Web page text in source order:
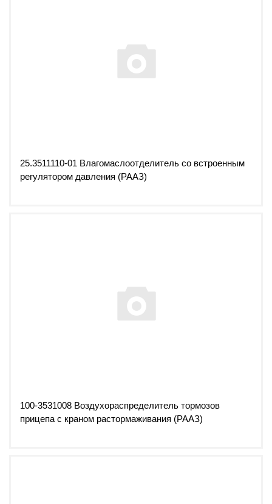
25.3511110-01 Влагомаслоотделитель со встроенным
регулятором давления (РААЗ)
100-3531008 Воздухораспределитель тормозов
прицепа с краном растормаживания (РААЗ)